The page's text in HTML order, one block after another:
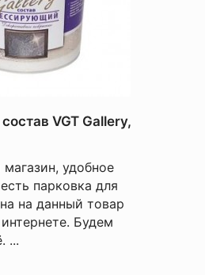
VGT Gallery,
удобное
парковка для
на данный товар
Будем
...